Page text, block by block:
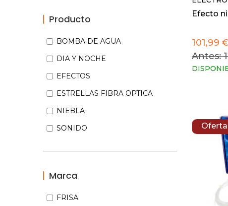
Producto
BOMBA DE AGUA
DIA Y NOCHE
EFECTOS
ESTRELLAS FIBRA OPTICA
NIEBLA
SONIDO
Marca
FRISA
Efecto
101,99 €
Antes:
Oferta